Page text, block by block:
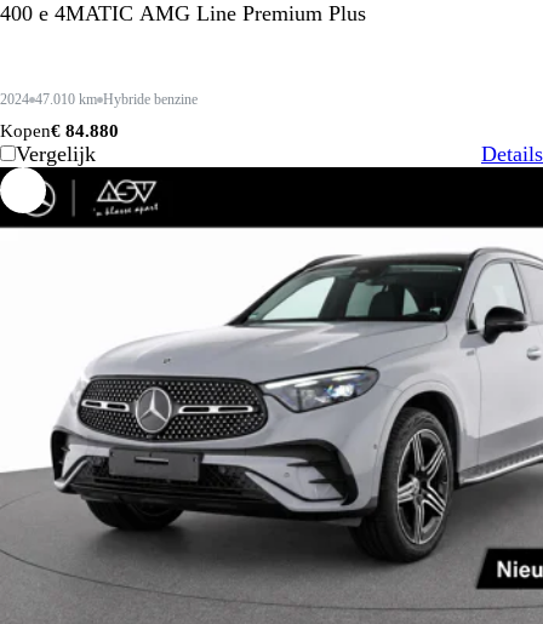
400 e 4MATIC AMG Line Premium Plus
2024 47.010 km Hybride benzine
Kopen€ 84.880
Vergelijk Details